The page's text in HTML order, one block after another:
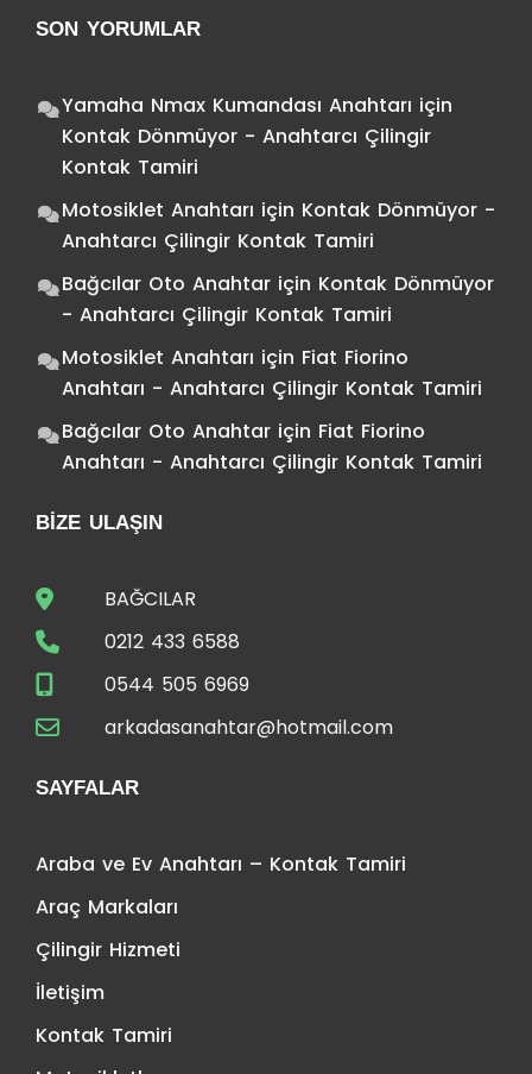
SON YORUMLAR
Yamaha Nmax Kumandası Anahtarı için
Kontak Dönmüyor - Anahtarcı Çilingir
Kontak Tamiri
Motosiklet Anahtarı için Kontak Dönmüyor -
Anahtarcı Çilingir Kontak Tamiri
Bağcılar Oto Anahtar için Kontak Dönmüyor
- Anahtarcı Çilingir Kontak Tamiri
Motosiklet Anahtarı için Fiat Fiorino
Anahtarı - Anahtarcı Çilingir Kontak Tamiri
Bağcılar Oto Anahtar için Fiat Fiorino
Anahtarı - Anahtarcı Çilingir Kontak Tamiri
BIZE ULAŞIN
BAĞCILAR
0212 433 6588
0544 505 6969
arkadasanahtar@hotmail.com
SAYFALAR
Araba ve Ev Anahtarı – Kontak Tamiri
Araç Markaları
Çilingir Hizmeti
İletişim
Kontak Tamiri